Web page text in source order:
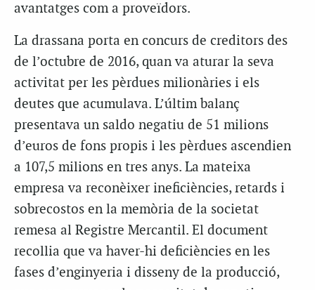
avantatges com a proveïdors.
La drassana porta en concurs de creditors des
de l’octubre de 2016, quan va aturar la seva
activitat per les pèrdues milionàries i els
deutes que acumulava. L’últim balanç
presentava un saldo negatiu de 51 milions
d’euros de fons propis i les pèrdues ascendien
a 107,5 milions en tres anys. La mateixa
empresa va reconèixer ineficiències, retards i
sobrecostos en la memòria de la societat
remesa al Registre Mercantil. El document
recollia que va haver-hi deficiències en les
fases d’enginyeria i disseny de la producció,